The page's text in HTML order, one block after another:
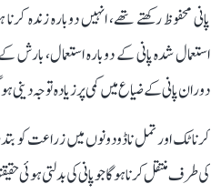
پانی محفوظ رکھتے تھے، انہیں دوبارہ زندہ
استعمال شدہ پانی کے دوبارہ استعمال،
دوران پانی کے ضیاع میں کمی پر زیادہ توجہ دینی
کرناٹک اور تمل ناڈو دونوں میں زراعت کو
کی طرف منتقل کرنا ہوگا جو پانی کی بدلتی